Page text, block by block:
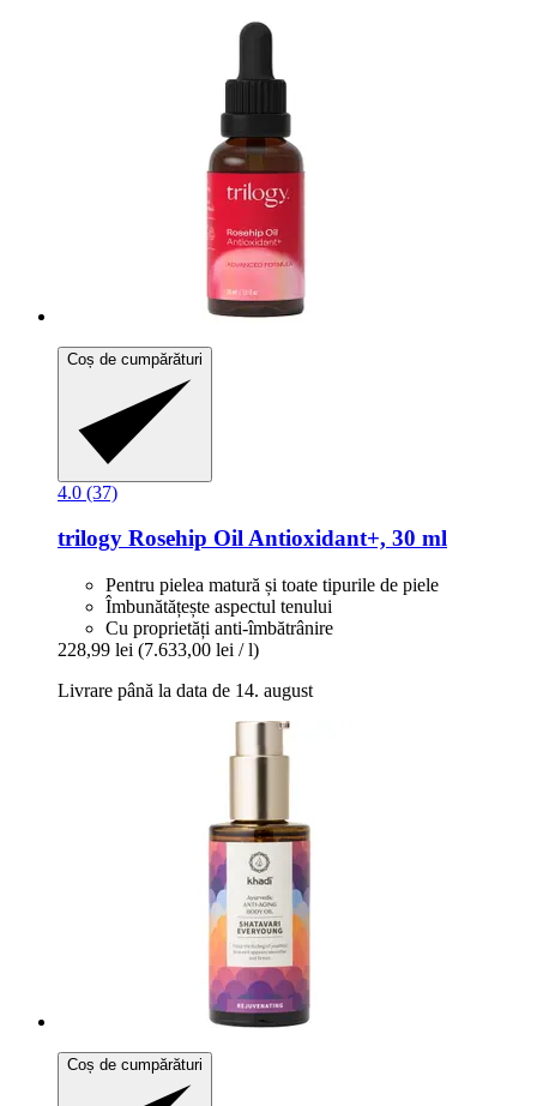
Coș de cumpărături
4.0 (37)
trilogy Rosehip Oil Antioxidant+, 30 ml
Pentru pielea matură și toate tipurile de piele
Îmbunătățește aspectul tenului
Cu proprietăți anti-îmbătrânire
228,99 lei (7.633,00 lei / l)
Livrare până la data de 14. august
Coș de cumpărături